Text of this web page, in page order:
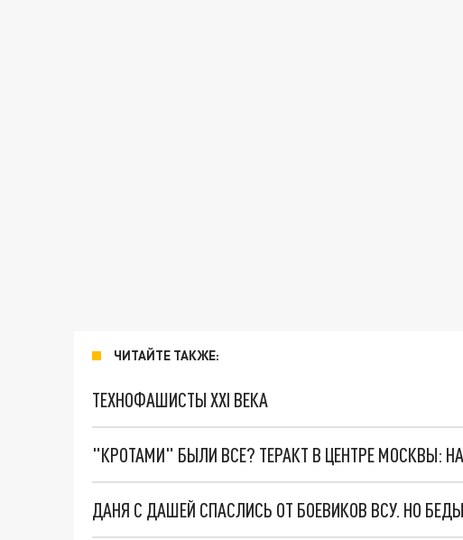
ЧИТАЙТЕ ТАКЖЕ:
ТЕХНОФАШИСТЫ XXI ВЕКА
"КРОТАМИ" БЫЛИ ВСЕ? ТЕРАКТ В ЦЕНТРЕ МОСКВЫ:
ДАНЯ С ДАШЕЙ СПАСЛИСЬ ОТ БОЕВИКОВ ВСУ. НО